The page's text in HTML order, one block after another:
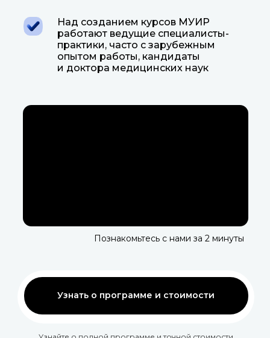
Познакомьтесь с нами за 2 минуты
Над созданием курсов МУИР
работают ведущие специалисты-
практики, часто с зарубежным
опытом работы, кандидаты
и доктора медицинских наук
Узнать о программе и стоимости